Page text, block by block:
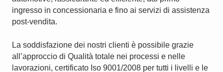
ingresso in concessionaria e fino ai servizi di assistenza
post-vendita.
La soddisfazione dei nostri clienti è possibile grazie
all’approccio di Qualità totale nei processi e nelle
lavorazioni, certificato Iso 9001/2008 per tutti i livelli e le